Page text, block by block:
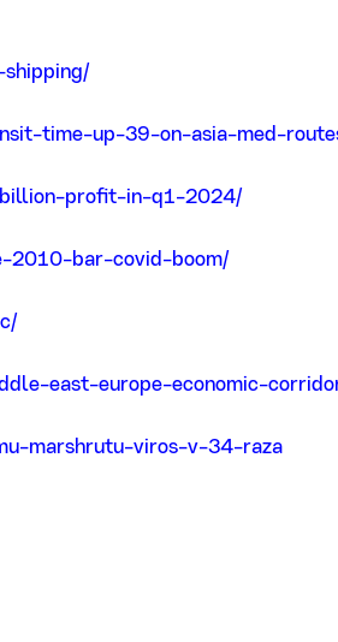
time-up-39-on-asia-med-
billion-profit-in-q1-2024/
2010-bar-covid-boom/
east-europe-economic-
marshrutu-viros-v-34-raza